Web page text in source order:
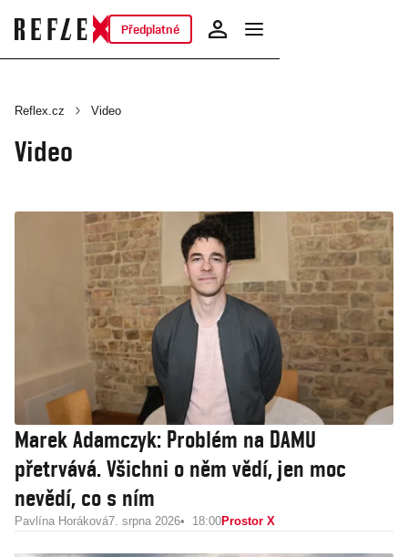
Předplatné
Reflex.cz Video
Video
Marek Adamczyk: Problém na DAMU
přetrvává. Všichni o něm vědí, jen moc
nevědí, co s ním
Pavlína Horáková7. srpna 2026 18:00Prostor X